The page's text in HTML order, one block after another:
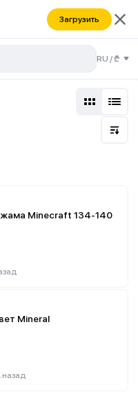
Загрузить
RU /₾
Minecraft 134-140
Mineral
назад